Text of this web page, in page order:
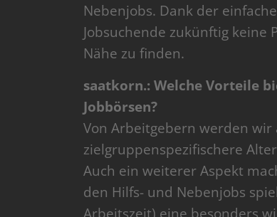
Nebenjobs. Dank der
Jobsuchende zukünftig
Nähe zu finden.
saatkorn.: Welche Vorteile
Jobbörsen?
Von Arbeitgebern werden
zielgruppenspezifischere
Auch ein weiterer Aspekt
den Hilfs- und Nebenjobs